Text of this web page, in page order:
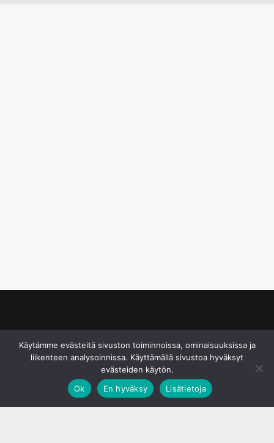
Käytämme evästeitä sivuston toiminnoissa, ominaisuuksissa ja
liikenteen analysoinnissa. Käyttämällä sivustoa hyväksyt
evästeiden käytön.
Ok
En hyväksy Lisätietoja